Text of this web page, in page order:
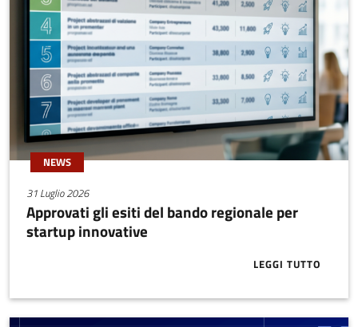
NEWS
31 Luglio 2026
Approvati gli esiti del bando regionale per
startup innovative
LEGGI TUTTO
ABOUT